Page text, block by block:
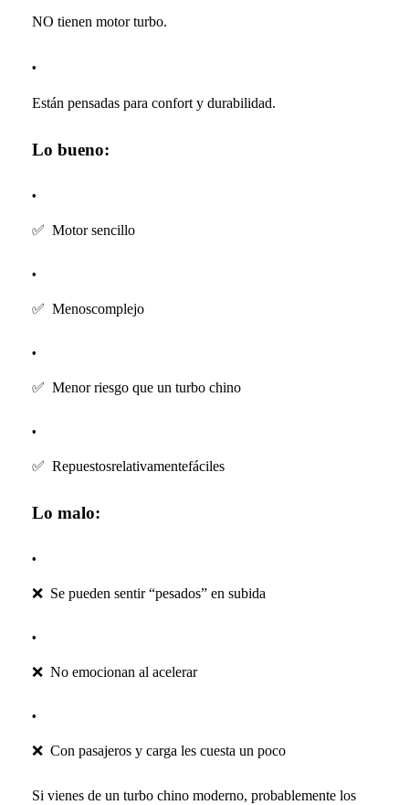
NO tienen motor turbo.
Están pensadas para confort y durabilidad.
Lo bueno:
✅ Motor sencillo
✅ Menoscomplejo
✅ Menor riesgo que un turbo chino
✅ Repuestosrelativamentefáciles
Lo malo:
❌ Se pueden sentir “pesados” en subida
❌ No emocionan al acelerar
❌ Con pasajeros y carga les cuesta un poco
Si vienes de un turbo chino moderno, probablemente los